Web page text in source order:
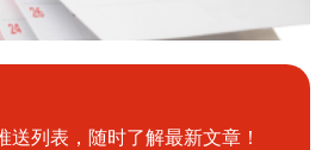
送列表，随时了解最新文章！